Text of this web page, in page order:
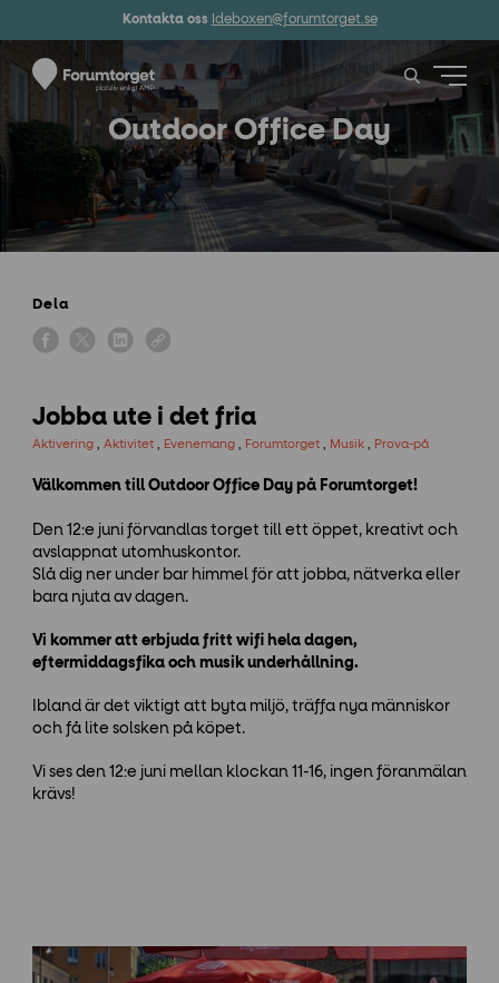
Kontakta oss Ideboxen@forumtorget.se
Outdoor Office Day
Dela
Jobba ute i det fria
Aktivering Aktivitet Evenemang Forumtorget Musik Prova-på
Välkommen till Outdoor Office Day på Forumtorget!
Den 12:e juni förvandlas torget till ett öppet, kreativt och
avslappnat utomhuskontor.
Slå dig ner under bar himmel för att jobba, nätverka eller
bara njuta av dagen.
Vi kommer att erbjuda fritt wifi hela dagen,
eftermiddagsfika och musik underhållning.
Ibland är det viktigt att byta miljö, träffa nya människor
och få lite solsken på köpet.
Vi ses den 12:e juni mellan klockan 11-16, ingen föranmälan
krävs!